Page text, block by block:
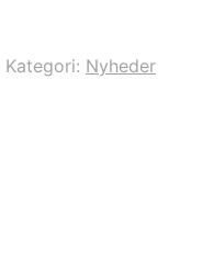
Kategori: Nyheder